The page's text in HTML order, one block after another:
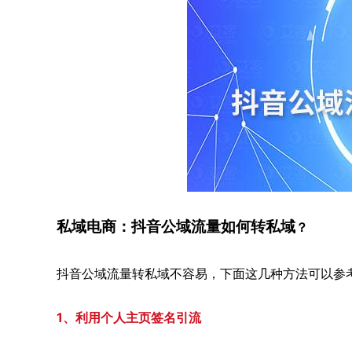
私域电商：抖音公域流量如何转私域 ？
抖音公域流量转私域不容易，下面这几种方法可以参
1、利用个人主页签名引流